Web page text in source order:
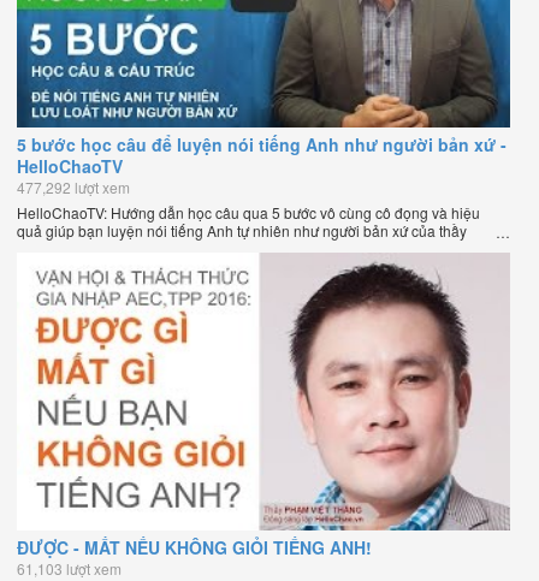
5 bước học câu để luyện nói tiếng Anh như người bản xứ -
HelloChaoTV
477,292 lượt xem
HelloChaoTV: Hướng dẫn học câu qua 5 bước vô cùng cô đọng và hiệu
quả giúp bạn luyện nói tiếng Anh tự nhiên như người bản xứ của thầy
Phạm Việt Thắng, đồng sáng lập HelloChao.vn - Chương trình dạy tiếng
Anh trực tuyến chặt chẽ nhất thế giới.
ĐƯỢC - MẤT NẾU KHÔNG GIỎI TIẾNG ANH!
61,103 lượt xem